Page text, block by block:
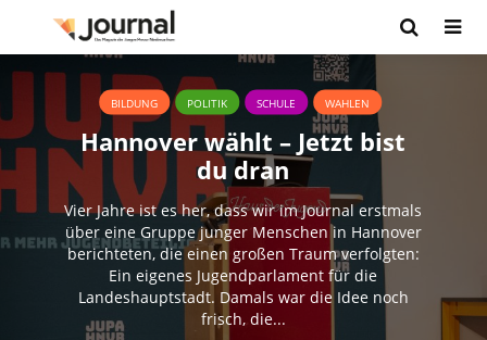
BILDUNG POLITIK SCHULE WAHLEN
Hannover wählt – Jetzt bist
du dran
Vier Jahre ist es her, dass wir im Journal erstmals
über eine Gruppe junger Menschen in Hannover
berichteten, die einen großen Traum verfolgten:
Ein eigenes Jugendparlament für die
Landeshauptstadt. Damals war die Idee noch
frisch, die...